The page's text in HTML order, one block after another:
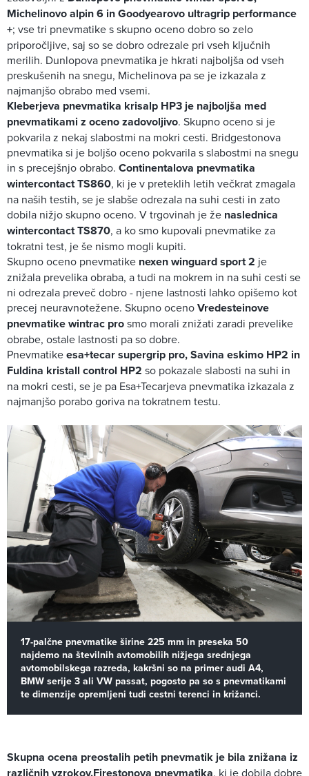
Michelinovo alpin 6 in Goodyearovo ultragrip performance
+; vse tri pnevmatike s skupno oceno dobro so zelo
priporočljive, saj so se dobro odrezale pri vseh ključnih
merilih. Dunlopova pnevmatika je hkrati najboljša od vseh
preskušenih na snegu, Michelinova pa se je izkazala z
najmanjšo obrabo med vsemi.
Kleberjeva pnevmatika krisalp HP3 je najboljša med
pnevmatikami z oceno zadovoljivo. Skupno oceno si je
pokvarila z nekaj slabostmi na mokri cesti. Bridgestonova
pnevmatika si je boljšo oceno pokvarila s slabostmi na snegu
in s precejšnjo obrabo. Continentalova pnevmatika
wintercontact TS860, ki je v preteklih letih večkrat zmagala
na naših testih, se je slabše odrezala na suhi cesti in zato
dobila nižjo skupno oceno. V trgovinah je že naslednica
wintercontact TS870, a ko smo kupovali pnevmatike za
tokratni test, je še nismo mogli kupiti.
Skupno oceno pnevmatike nexen winguard sport 2 je
znižala prevelika obraba, a tudi na mokrem in na suhi cesti se
ni odrezala preveč dobro - njene lastnosti lahko opišemo kot
precej neuravnotežene. Skupno ocenoVredesteinove
pnevmatike wintrac prosmo morali znižati zaradi prevelike
obrabe, ostale lastnosti pa so dobre.
Pnevmatikeesa+tecar supergrip pro, Savina eskimo HP2 in
Fuldina kristall control HP2 so pokazale slabosti na suhi in
na mokri cesti, se je pa Esa+Tecarjeva pnevmatika izkazala z
najmanjšo porabo goriva na tokratnem testu.
17-palčne pnevmatike širine 225 mm in preseka 50
najdemo na številnih avtomobilih nižjega srednjega
avtomobilskega razreda, kakršni so na primer audi A4,
BMW serije 3 ali VW passat, pogosto pa so s pnevmatikami
te dimenzije opremljeni tudi cestni terenci in križanci.
Skupna ocena preostalih petih pnevmatik je bila znižana iz
, ki je dobila dobre